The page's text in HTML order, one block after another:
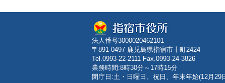
法人番号3000020462101
〒891-0497 鹿児島県指宿市十町2424
Tel.0993-22-2111 Fax.0993-24-3826
業務時間:8時30分～17時15分
閉庁日:土・日曜日、祝日、年末年始(12月29